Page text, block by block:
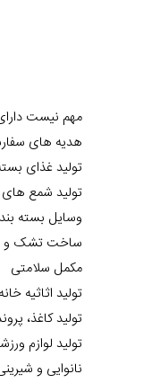
مهم نیست
هدیه های
تولید غذای
تولید شمع
وسایل بسته
ساخت تشک و
مکمل سلامتی
تولید اثاثیه خانه
تولید کاغذ،
تولید لوازم
نانوایی و